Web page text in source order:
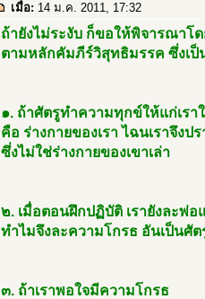
เมื่อ: 14 ม.ค. 2011, 17:32
ถ้ายังไม่ระงับ ก็ขอให้พิจารณาโ
ตามหลักคัมภีร์วิสุทธิมรรค ซึ่งเ
๑. ถ้าศัตรูทำความทุกข์ให้แก่เรา
คือ ร่างกายของเรา ไฉนเราจึงป
ซึ่งไม่ใช่ร่างกายของเขาเล่า
๒. เมื่อตอนฝึกปฏิบัติ เรายังละพ่
ทำไมจึงละความโกรธ อันเป็นศั
๓. ถ้าเราพอใจมีความโกรธ